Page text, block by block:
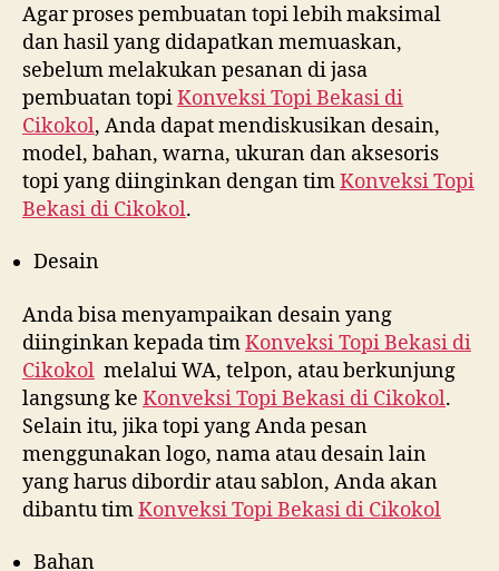
Agar proses pembuatan topi lebih maksimal
dan hasil yang didapatkan memuaskan,
sebelum melakukan pesanan di jasa
pembuatan topiKonveksi Topi Bekasi di
Cikokol, Anda dapat mendiskusikan desain,
model, bahan, warna, ukuran dan aksesoris
topi yang diinginkan dengan timKonveksi Topi
Bekasi di Cikokol.
Desain
Anda bisa menyampaikan desain yang
diinginkan kepada timKonveksi Topi Bekasi di
Cikokol melalui WA, telpon, atau berkunjung
langsung ke Konveksi Topi Bekasi di Cikokol.
Selain itu, jika topi yang Anda pesan
menggunakan logo, nama atau desain lain
yang harus dibordir atau sablon, Anda akan
dibantu timKonveksi Topi Bekasi di Cikokol
Bahan